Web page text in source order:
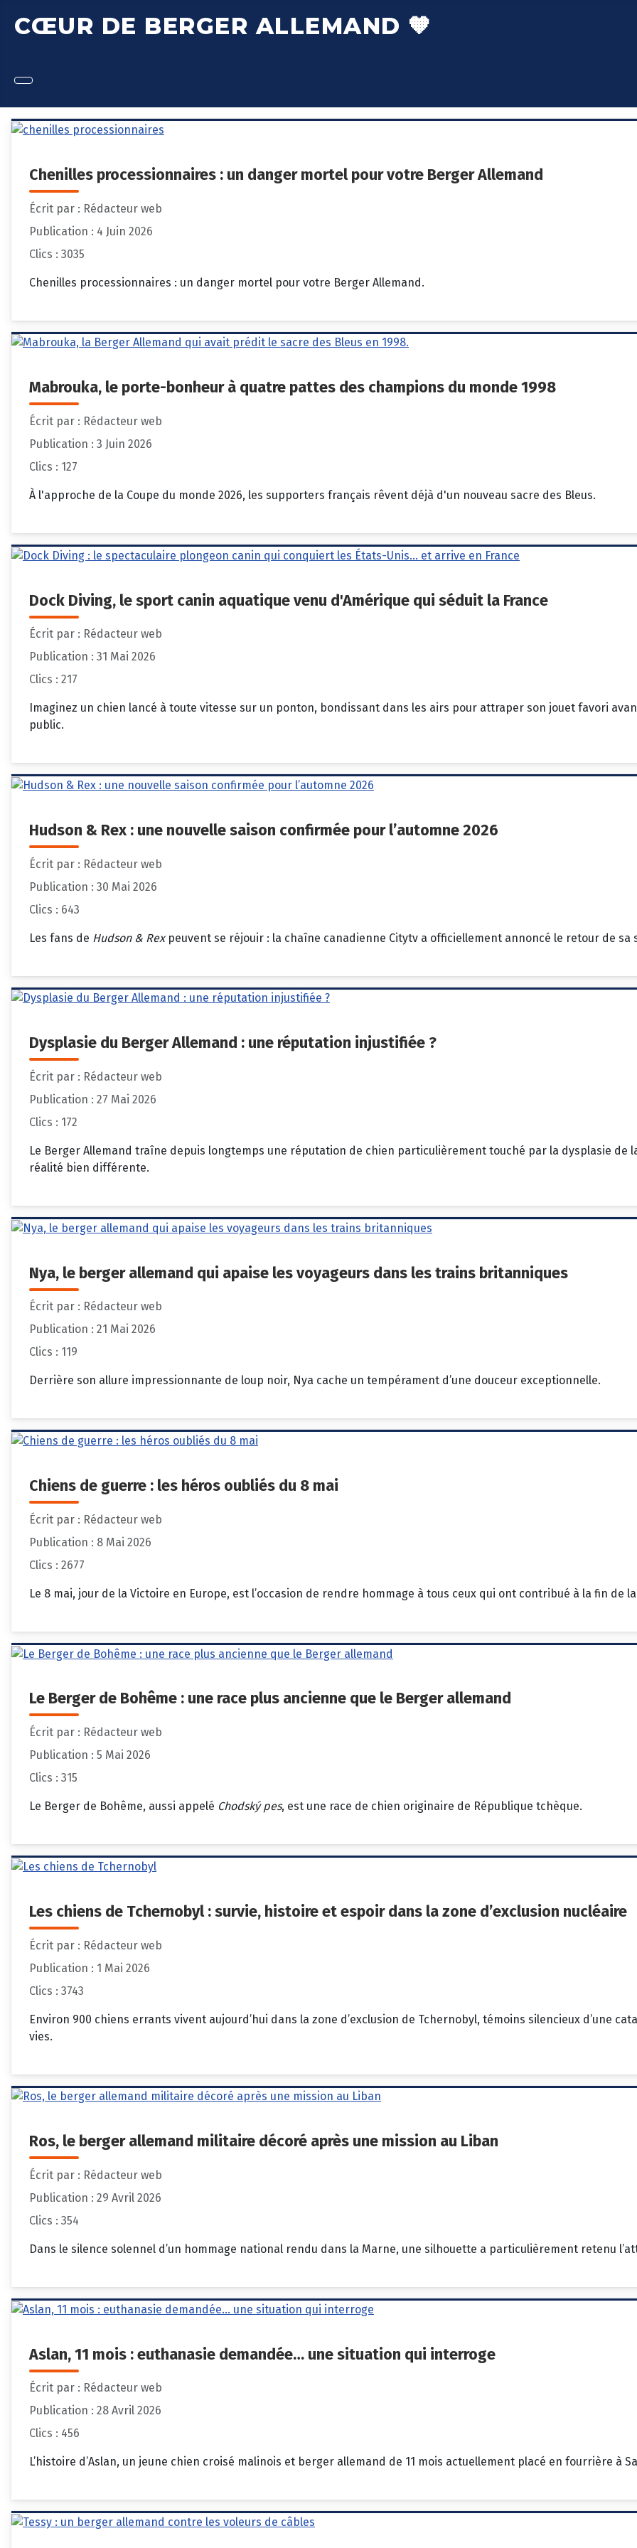
CŒUR DE BERGER ALLEMAND 🧡
Chenilles processionnaires : un danger mortel pour votre Berger Allemand
Écrit par : Rédacteur web
Publication : 4 Juin 2026
Clics : 3035
Chenilles processionnaires : un danger mortel pour votre Berger Allemand.
Mabrouka, le porte-bonheur à quatre pattes des champions du monde 1998
Écrit par : Rédacteur web
Publication : 3 Juin 2026
Clics : 127
À l'approche de la Coupe du monde 2026, les supporters français rêvent déjà d'un nouveau sacre des Bleus.
Dock Diving, le sport canin aquatique venu d'Amérique qui séduit la France
Écrit par : Rédacteur web
Publication : 31 Mai 2026
Clics : 217
Imaginez un chien lancé à toute vitesse sur un ponton, bondissant dans les airs pour attraper son jouet favori
public.
Hudson & Rex : une nouvelle saison confirmée pour l’automne 2026
Écrit par : Rédacteur web
Publication : 30 Mai 2026
Clics : 643
Les fans de Hudson & Rexpeuvent se réjouir : la chaîne canadienne Citytv a officiellement annoncé le retour de sa
Dysplasie du Berger Allemand : une réputation injustifiée ?
Écrit par : Rédacteur web
Publication : 27 Mai 2026
Clics : 172
Le Berger Allemand traîne depuis longtemps une réputation de chien particulièrement touché par la dysplasie
réalité bien différente.
Nya, le berger allemand qui apaise les voyageurs dans les trains britanniques
Écrit par : Rédacteur web
Publication : 21 Mai 2026
Clics : 119
Derrière son allure impressionnante de loup noir, Nya cache un tempérament d’une douceur exceptionnelle.
Chiens de guerre : les héros oubliés du 8 mai
Écrit par : Rédacteur web
Publication : 8 Mai 2026
Clics : 2677
Le 8 mai, jour de la Victoire en Europe, est l’occasion de rendre hommage à tous ceux qui ont contribué à la fin de
Le Berger de Bohême : une race plus ancienne que le Berger allemand
Écrit par : Rédacteur web
Publication : 5 Mai 2026
Clics : 315
Le Berger de Bohême, aussi appelé Chodský pes, est une race de chien originaire de République tchèque.
Les chiens de Tchernobyl : survie, histoire et espoir dans la zone d’exclusion nucléaire
Écrit par : Rédacteur web
Publication : 1 Mai 2026
Clics : 3743
Environ 900 chiens errants vivent aujourd’hui dans la zone d’exclusion de Tchernobyl, témoins silencieux d’une
vies.
Ros, le berger allemand militaire décoré après une mission au Liban
Écrit par : Rédacteur web
Publication : 29 Avril 2026
Clics : 354
Dans le silence solennel d’un hommage national rendu dans la Marne, une silhouette a particulièrement retenu
Aslan, 11 mois : euthanasie demandée… une situation qui interroge
Écrit par : Rédacteur web
Publication : 28 Avril 2026
Clics : 456
L’histoire d’Aslan, un jeune chien croisé malinois et berger allemand de 11 mois actuellement placé en fourrière à